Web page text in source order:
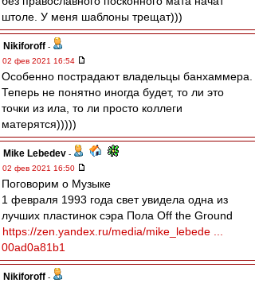
штоле. У меня шаблоны трещат)))
Nikiforoff -
02 фев 2021 16:54
Особенно пострадают владельцы банхаммера.
Теперь не понятно иногда будет, то ли это
точки из ила, то ли просто коллеги
матерятся)))))
Mike Lebedev -
02 фев 2021 16:50
Поговорим о Музыке
1 февраля 1993 года свет увидела одна из
лучших пластинок сэра Пола Off the Ground
https://zen.yandex.ru/media/mike_lebede ...
00ad0a81b1
Nikiforoff -